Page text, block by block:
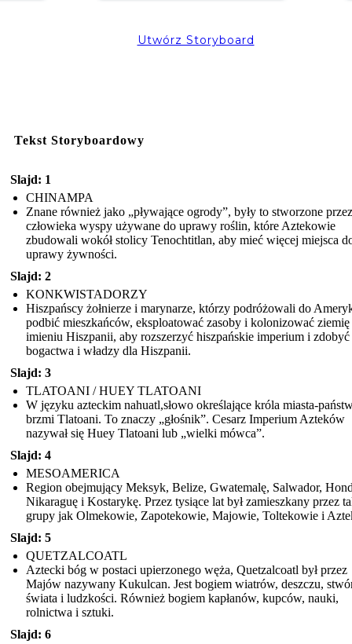
Utwórz Storyboard
Tekst Storyboardowy
Slajd: 1
CHINAMPA
Znane również jako „pływające ogrody”, były to stworzone przez
człowieka wyspy używane do uprawy roślin, które Aztekowie
zbudowali wokół stolicy Tenochtitlan, aby mieć więcej miejsca
uprawy żywności.
Slajd: 2
KONKWISTADORZY
Hiszpańscy żołnierze i marynarze, którzy podróżowali do
podbić mieszkańców, eksploatować zasoby i kolonizować
imieniu Hiszpanii, aby rozszerzyć hiszpańskie imperium i
bogactwa i władzy dla Hiszpanii.
Slajd: 3
TLATOANI / HUEY TLATOANI
W języku azteckim nahuatl,słowo określające króla miasta-
brzmi Tlatoani. To znaczy „głośnik”. Cesarz Imperium Azteków
nazywał się Huey Tlatoani lub „wielki mówca”.
Slajd: 4
MESOAMERICA
Region obejmujący Meksyk, Belize, Gwatemalę, Salwador,
Nikaraguę i Kostarykę. Przez tysiące lat był zamieszkany przez
grupy jak Olmekowie, Zapotekowie, Majowie, Toltekowie i
Slajd: 5
QUETZALCOATL
Aztecki bóg w postaci upierzonego węża, Quetzalcoatl był przez
Majów nazywany Kukulcan. Jest bogiem wiatrów, deszczu,
świata i ludzkości. Również bogiem kapłanów, kupców, nauki,
rolnictwa i sztuki.
Slajd: 6